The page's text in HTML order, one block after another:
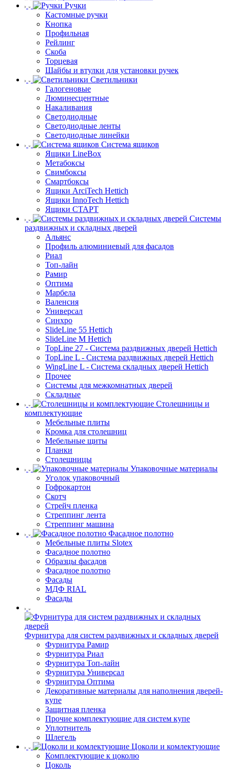
Ручки
Кастомные ручки
Кнопка
Профильная
Рейлинг
Скоба
Торцевая
Шайбы и втулки для установки ручек
Светильники
Галогеновые
Люминесцентные
Накаливания
Светодиодные
Светодиодные ленты
Светодиодные линейки
Система ящиков
Ящики LineBox
Метабоксы
Свимбоксы
Смартбоксы
Ящики ArciTech Hettich
Ящики InnoTech Hettich
Ящики СТАРТ
Системы
раздвижных и складных дверей
Альянс
Профиль алюминиевый для фасадов
Риал
Топ-лайн
Рамир
Оптима
Марбела
Валенсия
Универсал
Синхро
SlideLine 55 Hettich
SlideLine M Hettich
TopLine 27 - Система раздвижных дверей Hettich
TopLine L - Система раздвижных дверей Hettich
WingLine L - Система складных дверей Hettich
Прочее
Системы для межкомнатных дверей
Складные
Столешницы и
комплектующие
Мебельные плиты
Кромка для столешниц
Мебельные щиты
Планки
Столешницы
Упаковочные материалы
Уголок упаковочный
Гофрокартон
Скотч
Стрейч пленка
Стреппинг лента
Стреппинг машина
Фасадное полотно
Мебельные плиты Slotex
Фасадное полотно
Образцы фасадов
Фасадное полотно
Фасады
МДФ RIAL
Фасады
Фурнитура для систем раздвижных и складных дверей
Фурнитура Рамир
Фурнитура Риал
Фурнитура Топ-лайн
Фурнитура Универсал
Фурнитура Оптима
Декоративные материалы для наполнения дверей-
купе
Защитная пленка
Прочие комплектующие для систем купе
Уплотнитель
Шлегель
Цоколи и комлектующие
Комплектующие к цоколю
Цоколь